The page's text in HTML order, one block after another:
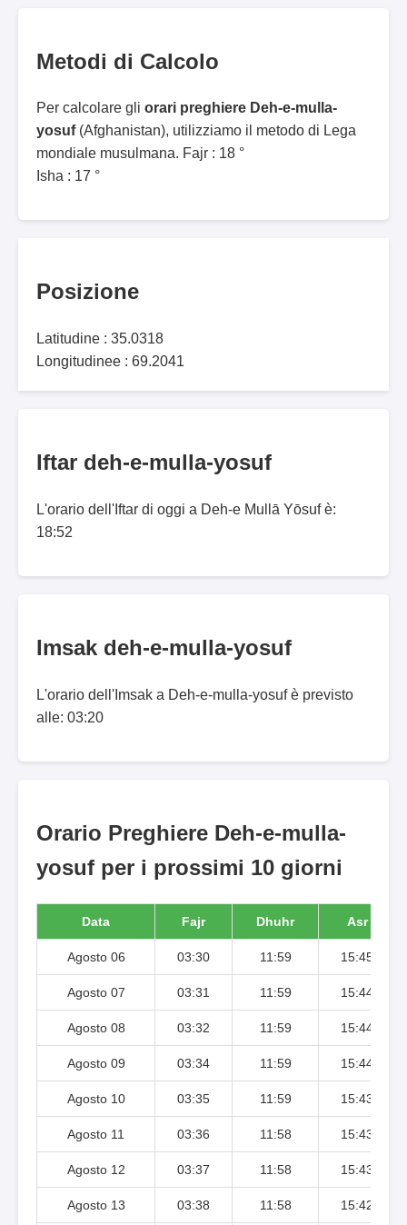
Metodi di Calcolo
Per calcolare gli orari preghiere Deh-e-mulla-
yosuf(Afghanistan), utilizziamo il metodo di Lega
mondiale musulmana. Fajr : 18 °
Isha : 17 °
Posizione
Latitudine : 35.0318
Longitudinee : 69.2041
Iftar deh-e-mulla-yosuf
L'orario dell'Iftar di oggi a Deh-e Mullā Yōsuf è:
18:52
Imsak deh-e-mulla-yosuf
L'orario dell'Imsak a Deh-e-mulla-yosuf è previsto
alle: 03:20
Orario Preghiere Deh-e-mulla-
yosuf per i prossimi 10 giorni
Data Fajr Dhuhr Asr
Agosto 06 03:30 11:59 15:45
Agosto 07 03:31 11:59 15:44
Agosto 08 03:32 11:59 15:44
Agosto 09 03:34 11:59 15:44
Agosto 10 03:35 11:59 15:43
Agosto 11 03:36 11:58 15:43
Agosto 12 03:37 11:58 15:43
Agosto 13 03:38 11:58 15:42